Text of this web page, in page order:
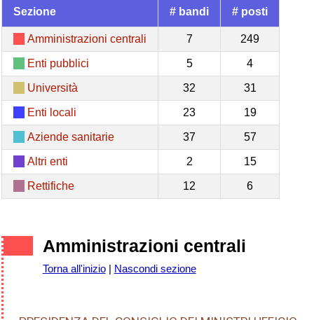
Sezione # bandi # posti
Amministrazioni centrali 7 249
Enti pubblici 5 4
Università 32 31
Enti locali 23 19
Aziende sanitarie 37 57
Altri enti 2 15
Rettifiche 12 6
Amministrazioni centrali
Torna all'inizio| Nascondi sezione